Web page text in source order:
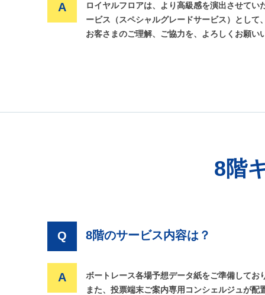
A
ロイヤルフロアは、より高級感を演出させて
ービス（スペシャルグレードサービス）とし
お客さまのご理解、ご協力を、よろしくお願い
8階
Q 8階のサービス内容は？
A
ボートレース各場予想データ紙をご準備して
また、投票端末ご案内専用コンシェルジュが